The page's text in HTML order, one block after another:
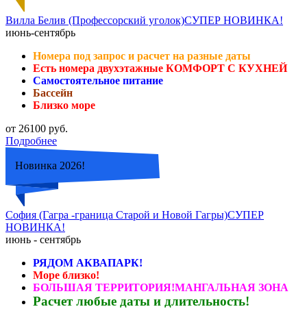
Вилла Белив (Профессорский уголок)СУПЕР НОВИНКА!
июнь-сентябрь
Номера под запрос и расчет на разные даты
Есть номера двухэтажные КОМФОРТ С КУХНЕЙ
Самостоятельное питание
Бассейн
Близко море
от 26100 руб.
Подробнее
Новинка 2026!
София (Гагра -граница Старой и Новой Гагры)СУПЕР
НОВИНКА!
июнь - сентябрь
РЯДОМ АКВАПАРК!
Море близко!
БОЛЬШАЯ ТЕРРИТОРИЯ!МАНГАЛЬНАЯ ЗОНА
Расчет любые даты и длительность!